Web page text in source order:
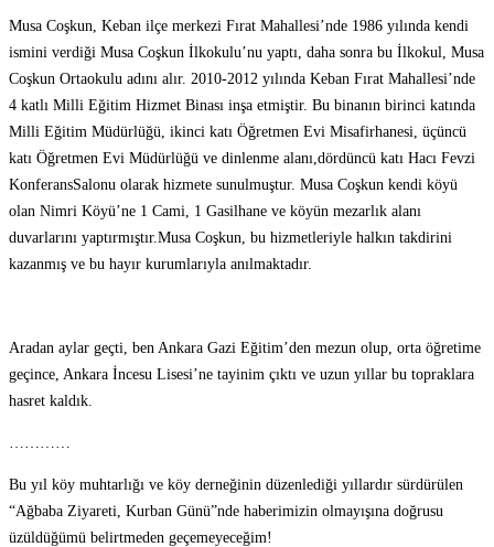
Musa Coşkun, Keban ilçe merkezi Fırat Mahallesi’nde 1986 yılında kendi
ismini verdiği Musa Coşkun İlkokulu’nu yaptı, daha sonra bu İlkokul, Musa
Coşkun Ortaokulu adını alır. 2010-2012 yılında Keban Fırat Mahallesi’nde
4 katlı Milli Eğitim Hizmet Binası inşa etmiştir. Bu binanın birinci katında
Milli Eğitim Müdürlüğü, ikinci katı Öğretmen Evi Misafirhanesi, üçüncü
katı Öğretmen Evi Müdürlüğü ve dinlenme alanı,dördüncü katı Hacı Fevzi
KonferansSalonu olarak hizmete sunulmuştur. Musa Coşkun kendi köyü
olan Nimri Köyü’ne 1 Cami, 1 Gasilhane ve köyün mezarlık alanı
duvarlarını yaptırmıştır.Musa Coşkun, bu hizmetleriyle halkın takdirini
kazanmış ve bu hayır kurumlarıyla anılmaktadır.
Aradan aylar geçti, ben Ankara Gazi Eğitim’den mezun olup, orta öğretime
geçince, Ankara İncesu Lisesi’ne tayinim çıktı ve uzun yıllar bu topraklara
hasret kaldık.
…………
Bu yıl köy muhtarlığı ve köy derneğinin düzenlediği yıllardır sürdürülen
“Ağbaba Ziyareti, Kurban Günü”nde haberimizin olmayışına doğrusu
üzüldüğümü belirtmeden geçemeyeceğim!